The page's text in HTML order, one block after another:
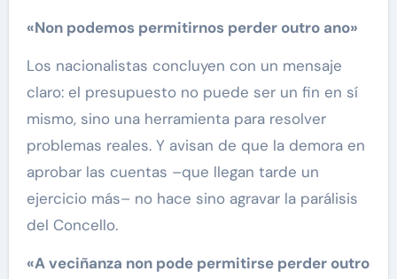
«Non podemos permitirnos perder outro ano»
Los nacionalistas concluyen con un mensaje
claro: el presupuesto no puede ser un fin en sí
mismo, sino una herramienta para resolver
problemas reales. Y avisan de que la demora en
aprobar las cuentas –que llegan tarde un
ejercicio más– no hace sino agravar la parálisis
del Concello.
«A veciñanza non pode permitirse perder outro